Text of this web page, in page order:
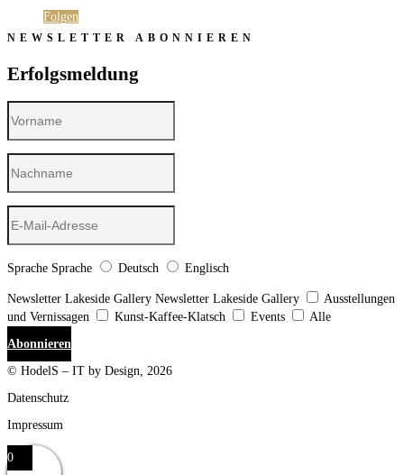
Folgen
NEWSLETTER ABONNIEREN
Erfolgsmeldung
Sprache Sprache Deutsch Englisch
Newsletter Lakeside Gallery Newsletter Lakeside Gallery
Ausstellungen
und Vernissagen
Kunst-Kaffee-Klatsch Events
Alle
Abonnieren
© HodelS – IT by Design, 2026
Datenschutz
Impressum
0